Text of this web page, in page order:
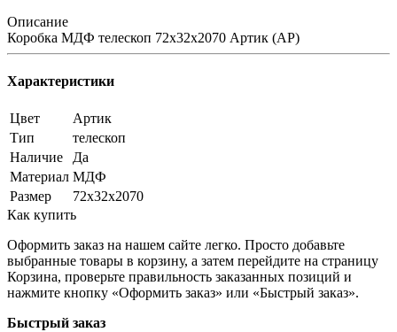
Описание
Коробка МДФ телескоп 72х32х2070 Артик (АР)
Характеристики
Цвет
Артик
Тип
телескоп
Наличие
Да
Материал МДФ
Размер
72х32х2070
Как купить
Оформить заказ на нашем сайте легко. Просто добавьте
выбранные товары в корзину, а затем перейдите на страницу
Корзина, проверьте правильность заказанных позиций и
нажмите кнопку «Оформить заказ» или «Быстрый заказ».
Быстрый заказ